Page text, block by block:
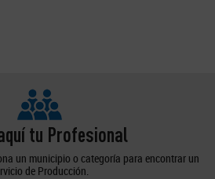
tu Profesional
un municipio o categoría para encontrar un
de Producción.